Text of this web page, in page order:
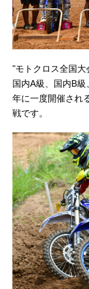
"モトクロス全国
国内A級、国内B級
年に一度開催され
戦です。